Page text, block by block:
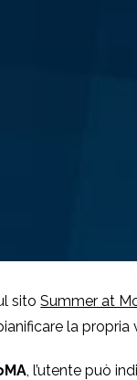
sitoSummer at
la propria
, l’utente può